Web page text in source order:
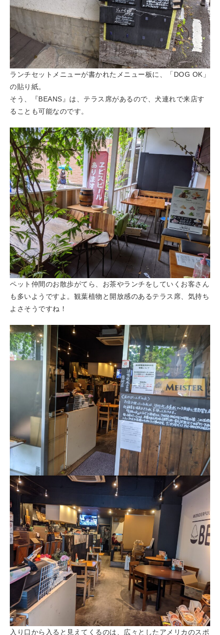
ランチセットメニューが書かれたメニュー板に、「DOG OK」
の貼り紙。
そう、『BEANS』は、テラス席があるので、犬連れで来店す
ることも可能なのです。
ペット仲間のお散歩がてら、お茶やランチをしていくお客さん
も多いようですよ。観葉植物と開放感のあるテラス席、気持ち
よさそうですね！
入り口から入ると見えてくるのは、広々としたアメリカのスポ